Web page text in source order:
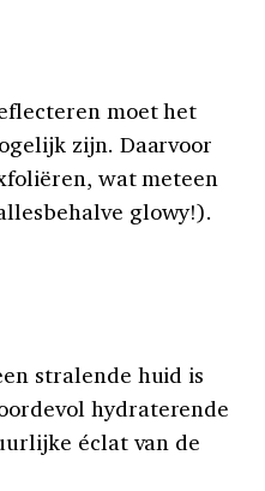
moet het
zijn. Daarvoor
wat meteen
glowy!).
stralende huid is
hydraterende
éclat van de